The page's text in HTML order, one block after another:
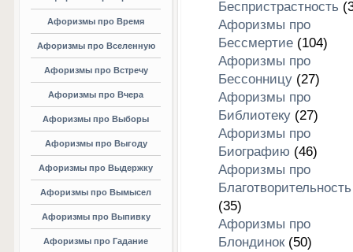
Афоризмы про Время
Афоризмы про Вселенную
Афоризмы про Встречу
Афоризмы про Вчера
Афоризмы про Выборы
Афоризмы про Выгоду
Афоризмы про Выдержку
Афоризмы про Вымысел
Афоризмы про Выпивку
Афоризмы про Гадание
Беспристрастность
Афоризмы про
Бессмертие(104)
Афоризмы про
Бессонницу(27)
Афоризмы про
Библиотеку(27)
Афоризмы про
Биографию (46)
Афоризмы про
Благотворительность
(35)
Афоризмы про
Блондинок(50)